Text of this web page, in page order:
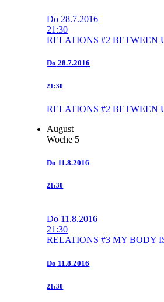
Do 28.7.2016
21:30
RELATIONS #2 BETWEEN
Do 28.7.2016
21:30
RELATIONS #2 BETWEEN
August
Woche 5
Do 11.8.2016
21:30
Do 11.8.2016
21:30
RELATIONS #3 MY BODY
Do 11.8.2016
21:30